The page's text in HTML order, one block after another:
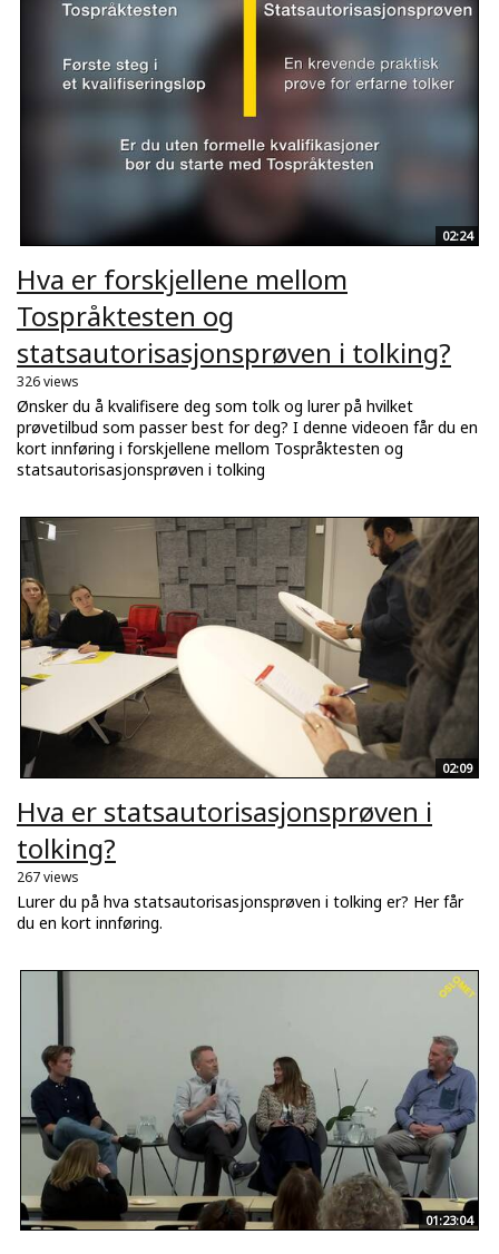
02:24
Hva er forskjellene mellom
Tospråktesten og
statsautorisasjonsprøven i tolking?
326 views
Ønsker du å kvalifisere deg som tolk og lurer på hvilket
prøvetilbud som passer best for deg? I denne videoen får du en
kort innføring i forskjellene mellom Tospråktesten og
statsautorisasjonsprøven i tolking
02:09
Hva er statsautorisasjonsprøven i
tolking?
267 views
Lurer du på hva statsautorisasjonsprøven i tolking er? Her får
du en kort innføring.
01:23:04